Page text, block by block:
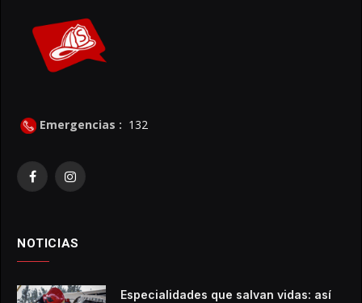
Emergencias : 132
FacebookInstagram
NOTICIAS
Especialidades que salvan vidas: así